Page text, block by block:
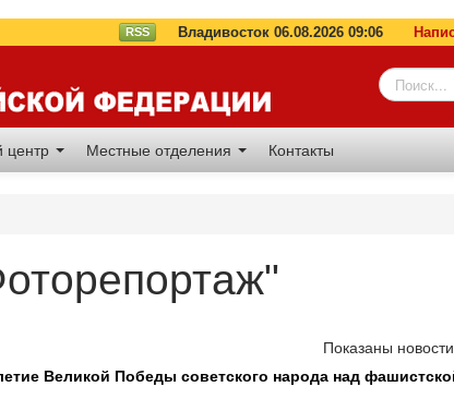
RSS Владивосток 06.08.2026 09:06
Местные отделения Контакты
Показаны
Великой Победы советского народа над